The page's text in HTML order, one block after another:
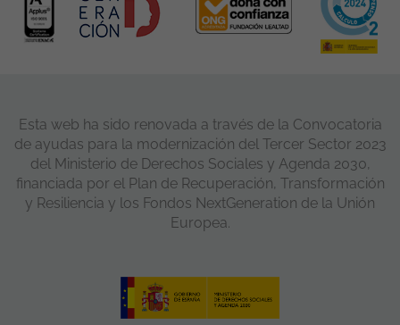
Esta web ha sido renovada a través de la Convocatoria
de ayudas para la modernización del Tercer Sector 2023
del Ministerio de Derechos Sociales y Agenda 2030,
financiada por el Plan de Recuperación, Transformación
y Resiliencia y los Fondos NextGeneration de la Unión
Europea.